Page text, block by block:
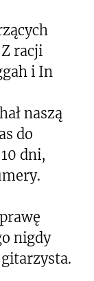
racji
i In
naszą
do
dni,
nigdy